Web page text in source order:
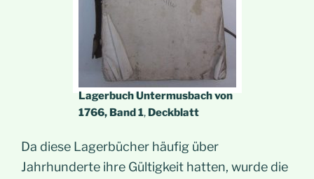
Lagerbuch Untermusbach von
1766, Band 1, Deckblatt
Da diese Lagerbücher häufig über
Jahrhunderte ihre Gültigkeit hatten, wurde die